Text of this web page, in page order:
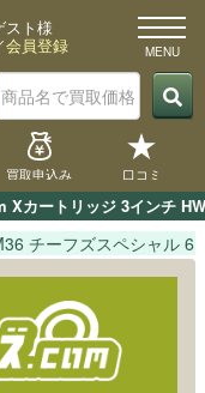
カートリッジ 3インチ
スト様
会員登録
買取申込み 口コミ
チーフズスペシャル